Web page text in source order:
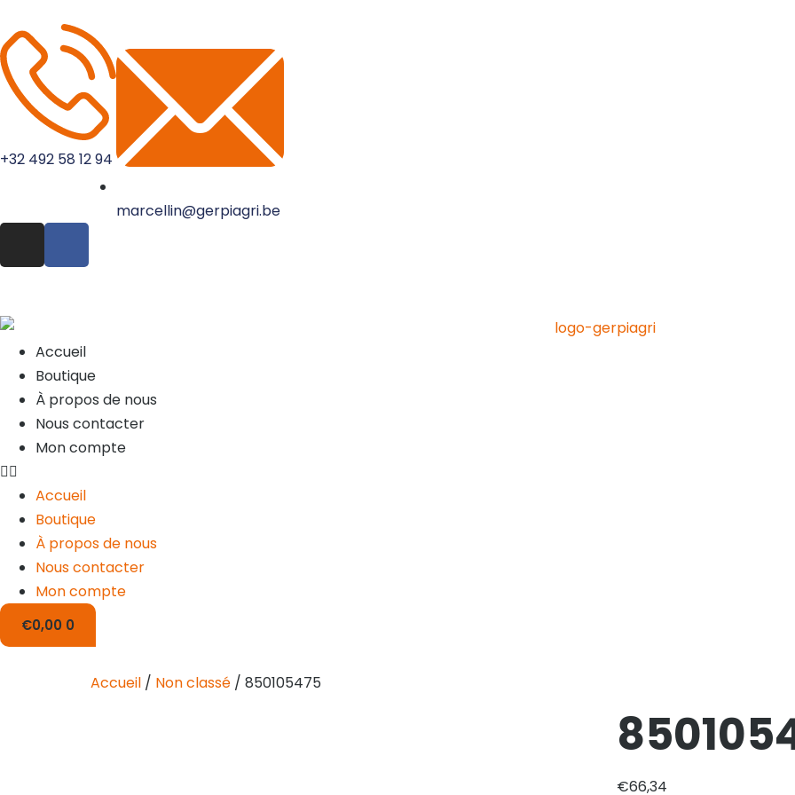
+32 492 58 12 94
marcellin@gerpiagri.be
Accueil
Boutique
À propos de nous
Nous contacter
Mon compte
Accueil
Boutique
À propos de nous
Nous contacter
Mon compte
€0,00 0
Accueil / Non classé / 850105475
€66,34